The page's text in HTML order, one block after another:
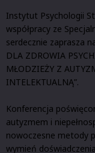
Instytut Psychologii
współpracy ze
serdecznie zaprasza
DLA ZDROWIA
MŁODZIEŻY Z
INTELEKTUALNĄ”.
Konferencja
autyzmem i
nowoczesne metody
wymień